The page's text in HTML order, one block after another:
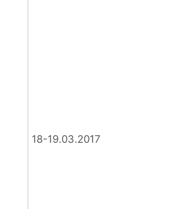
18-19.03.2017